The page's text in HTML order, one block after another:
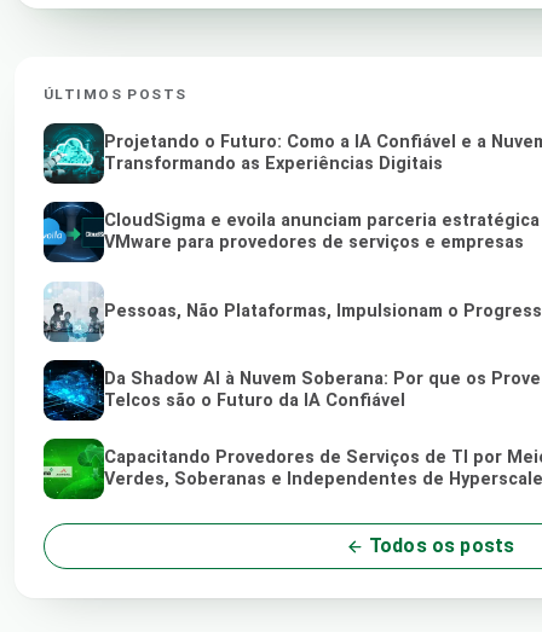
ÚLTIMOS POSTS
Projetando o Futuro: Como a IA Confiável e a
Transformando as Experiências Digitais
CloudSigma e evoila anunciam parceria
VMware para provedores de serviços e empresas
Pessoas, Não Plataformas, Impulsionam o
Da Shadow AI à Nuvem Soberana: Por que os
Telcos são o Futuro da IA Confiável
Capacitando Provedores de Serviços de TI por
Verdes, Soberanas e Independentes de
Todos os posts